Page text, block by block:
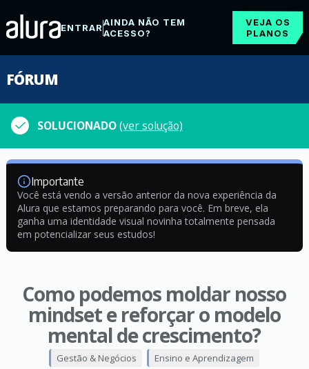
ENTRARAINDA NÃO TEM
ACESSO?
VEJA OS
PLANOS
FÓRUM
SOLUCIONADO(ver solução)
Importante
Você está vendo a versão anterior da nova experiência da
Alura que estamos preparando para você. Em breve, ela
ganha uma identidade visual novinha totalmente pensada
em potencializar seus estudos!
Como podemos moldar nosso
mindset e reforçar o modelo
mental de crescimento?
Gestão & Negócios Ensino e Aprendizagem